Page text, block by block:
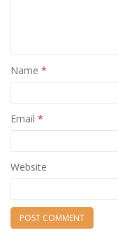
Name *
Email *
Website